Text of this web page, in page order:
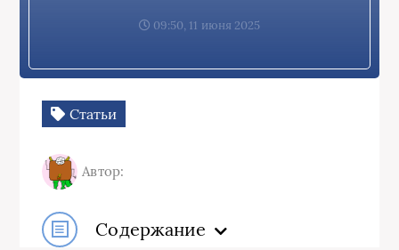
09:50, 11 июня 2025
Статьи
Автор:
Содержание